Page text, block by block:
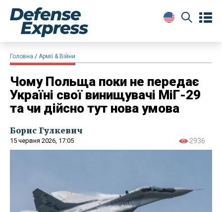
Головна Армії & Війни
Чому Польща поки не передає
Україні свої винищувачі МіГ-29
та чи дійсно тут нова умова
Борис Гулкевич
15 червня 2026, 17:05 2936